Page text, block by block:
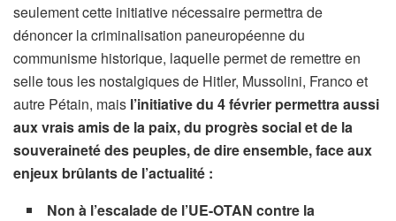
seulement cette initiative nécessaire permettra de
dénoncer la criminalisation paneuropéenne du
communisme historique, laquelle permet de remettre en
selle tous les nostalgiques de Hitler, Mussolini, Franco et
autre Pétain, mais l’initiative du 4 février permettra aussi
aux vrais amis de la paix, du progrès social et de la
souveraineté des peuples, de dire ensemble, face aux
enjeux brûlants de l’actualité :
Non à l’escalade de l’UE-OTAN contre la